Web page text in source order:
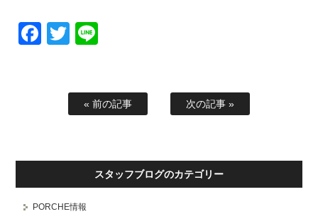
Facebook
Twitter
« 前の記事 次の記事 »
スタッフブログのカテゴリー
PORCHE情報